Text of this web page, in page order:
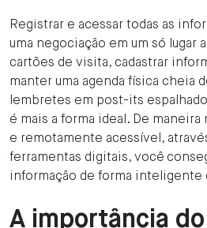
Registrar e acessar todas as
uma negociação em um só lugar
cartões de visita, cadastrar
manter uma agenda física cheia
lembretes em post-its
é mais a forma ideal. De maneira
e remotamente acessível,
ferramentas digitais, você
informação de forma inteligente
A importância